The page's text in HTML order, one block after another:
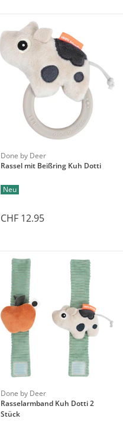
Done by Deer
Rassel mit Beißring Kuh Dotti
Neu
CHF 12.95
Done by Deer
Rasselarmband Kuh Dotti 2
Stück